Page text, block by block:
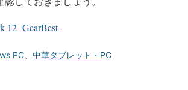
12 -GearBest-
PC、 中華タブレット・PC